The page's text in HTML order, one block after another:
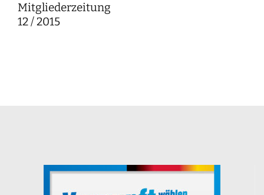
Mitgliederzeitung
12 / 2015